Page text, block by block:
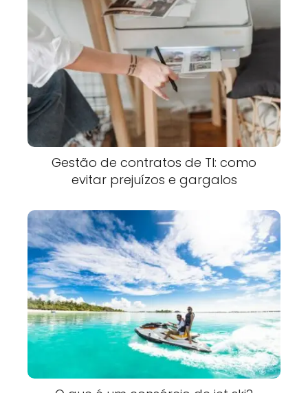
Gestão de contratos de TI: como
evitar prejuízos e gargalos